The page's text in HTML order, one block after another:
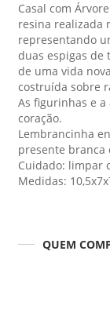
Casal com
resina realizada
representando
duas espigas de
de uma vida
costruída sobre
As figurinhas e
coração.
Lembrancinha
presente branca
Cuidado: limpar
Medidas:
QUEM